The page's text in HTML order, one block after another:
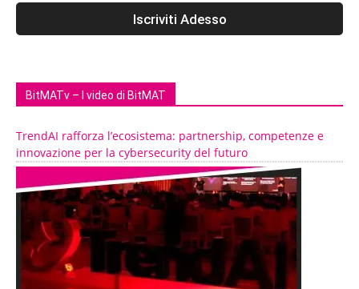
BitMATv – I video di BitMAT
TrendAI rafforza l’ecosistema: partnership, competenze e
innovazione per la cybersecurity del futuro